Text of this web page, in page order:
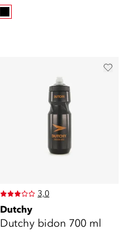
3,0
Dutchy
Dutchy bidon 700 ml